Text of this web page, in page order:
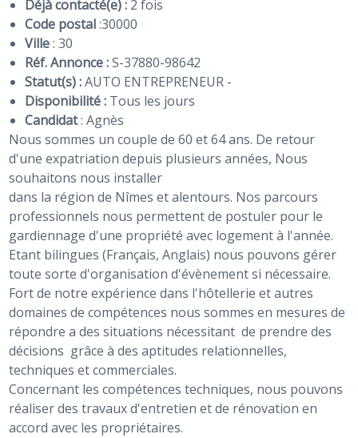
Déjà contacté(e) : 2 fois
Code postal:30000
Ville: 30
Réf. Annonce :S-37880-98642
Statut(s) :AUTO ENTREPRENEUR -
Disponibilité : Tous les jours
Candidat:Agnès
Nous sommes un couple de 60 et 64 ans. De retour
d'une expatriation depuis plusieurs années, Nous
souhaitons nous installer
dans la région de Nîmes et alentours. Nos parcours
professionnels nous permettent de postuler pour le
gardiennage d'une propriété avec logement à l'année.
Etant bilingues (Français, Anglais) nous pouvons gérer
toute sorte d'organisation d'évènement si nécessaire.
Fort de notre expérience dans l'hôtellerie et autres
domaines de compétences nous sommes en mesures de
répondre a des situations nécessitant de prendre des
décisions grâce à des aptitudes relationnelles,
techniques et commerciales.
Concernant les compétences techniques, nous pouvons
réaliser des travaux d'entretien et de rénovation en
accord avec les propriétaires.